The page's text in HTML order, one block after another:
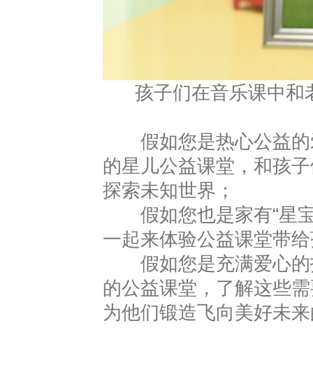
孩子们在音乐课中和
假如您是热心公益的
的星儿公益课堂，和孩
探索未知世界；
假如您也是家有“星宝
一起来体验公益课堂带
假如您是充满爱心的
的公益课堂，了解这些
为他们锻造飞向美好未